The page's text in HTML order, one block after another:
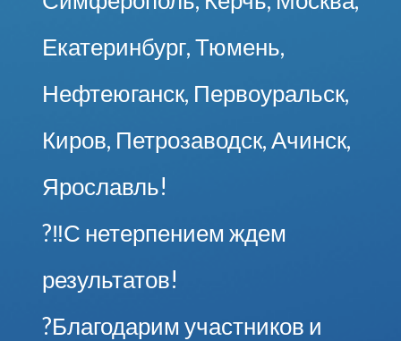
Екатеринбург, Тюмень,
Нефтеюганск, Первоуральск,
Киров, Петрозаводск, Ачинск,
Ярославль!
?‼С нетерпением ждем
результатов!
?Благодарим участников и